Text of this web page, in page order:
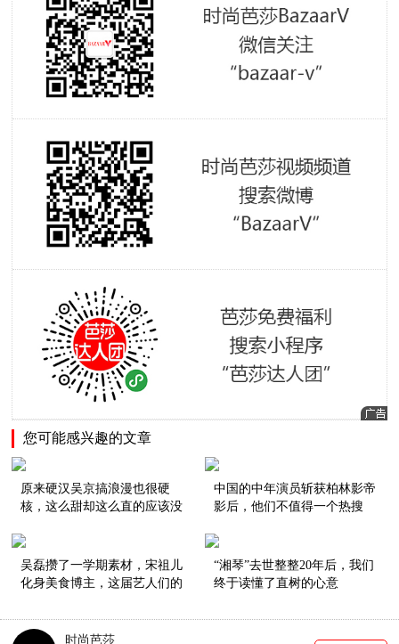
您可能感兴趣的文章
原来硬汉吴京搞浪漫也很硬
核，这么甜却这么直的应该没
中国的中年演员斩获柏林影帝
影后，他们不值得一个热搜
吴磊攒了一学期素材，宋祖儿
化身美食博主，这届艺人们的
“湘琴”去世整整20年后，我们
终于读懂了直树的心意
时尚芭莎